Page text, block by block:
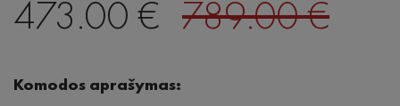
473.00 € 789.00 €
Komodos aprašymas: